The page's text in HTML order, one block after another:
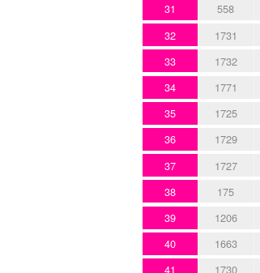
31 558
32 1731
33 1732
34 1771
35 1725
36 1729
37 1727
38 175
39 1206
40 1663
41 1730